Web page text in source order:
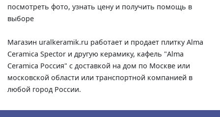
посмотреть фото, узнать цену и получить помощь в
выборе
Магазин uralkeramik.ru работает и продает плитку Alma
Ceramica Spector и другую керамику, кафель "Alma
Ceramica Россия" с доставкой на дом по Москве или
московской области или транспортной компанией в
любой город России.